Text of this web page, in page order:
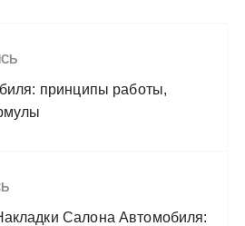
принципы работы,
Салона Автомобиля: